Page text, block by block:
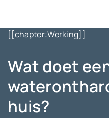
[[chapter:Werking]]
Wat doet
huis?